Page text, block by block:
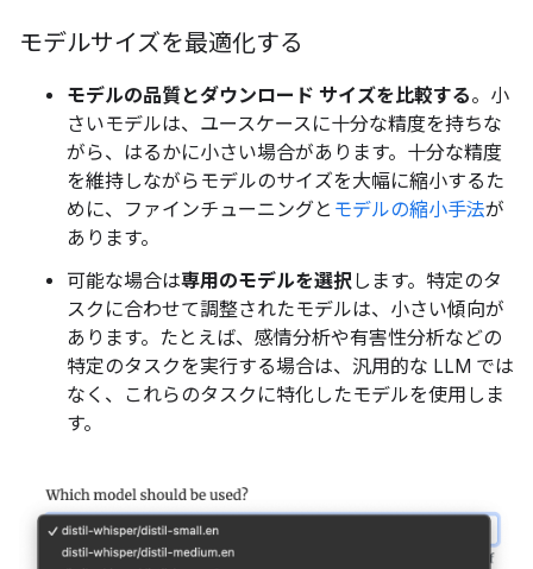
モデルサイズを最適化する
モデルの品質とダウンロード サイズを比較する。小
さいモデルは、ユースケースに十分な精度を持ちな
がら、はるかに小さい場合があります。十分な精度
を維持しながらモデルのサイズを大幅に縮小するた
めに、ファインチューニングと モデルの縮小手法が
あります。
可能な場合は専用のモデルを選択します。特定のタ
スクに合わせて調整されたモデルは、小さい傾向が
あります。たとえば、感情分析や有害性分析などの
特定のタスクを実行する場合は、汎用的な LLM では
なく、これらのタスクに特化したモデルを使用しま
す。